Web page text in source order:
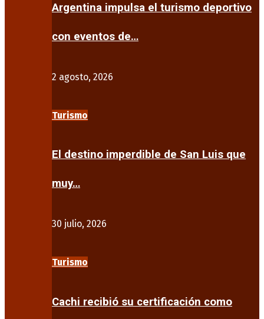
Argentina impulsa el turismo deportivo
con eventos de…
2 agosto, 2026
Turismo
El destino imperdible de San Luis que
muy…
30 julio, 2026
Turismo
Cachi recibió su certificación como